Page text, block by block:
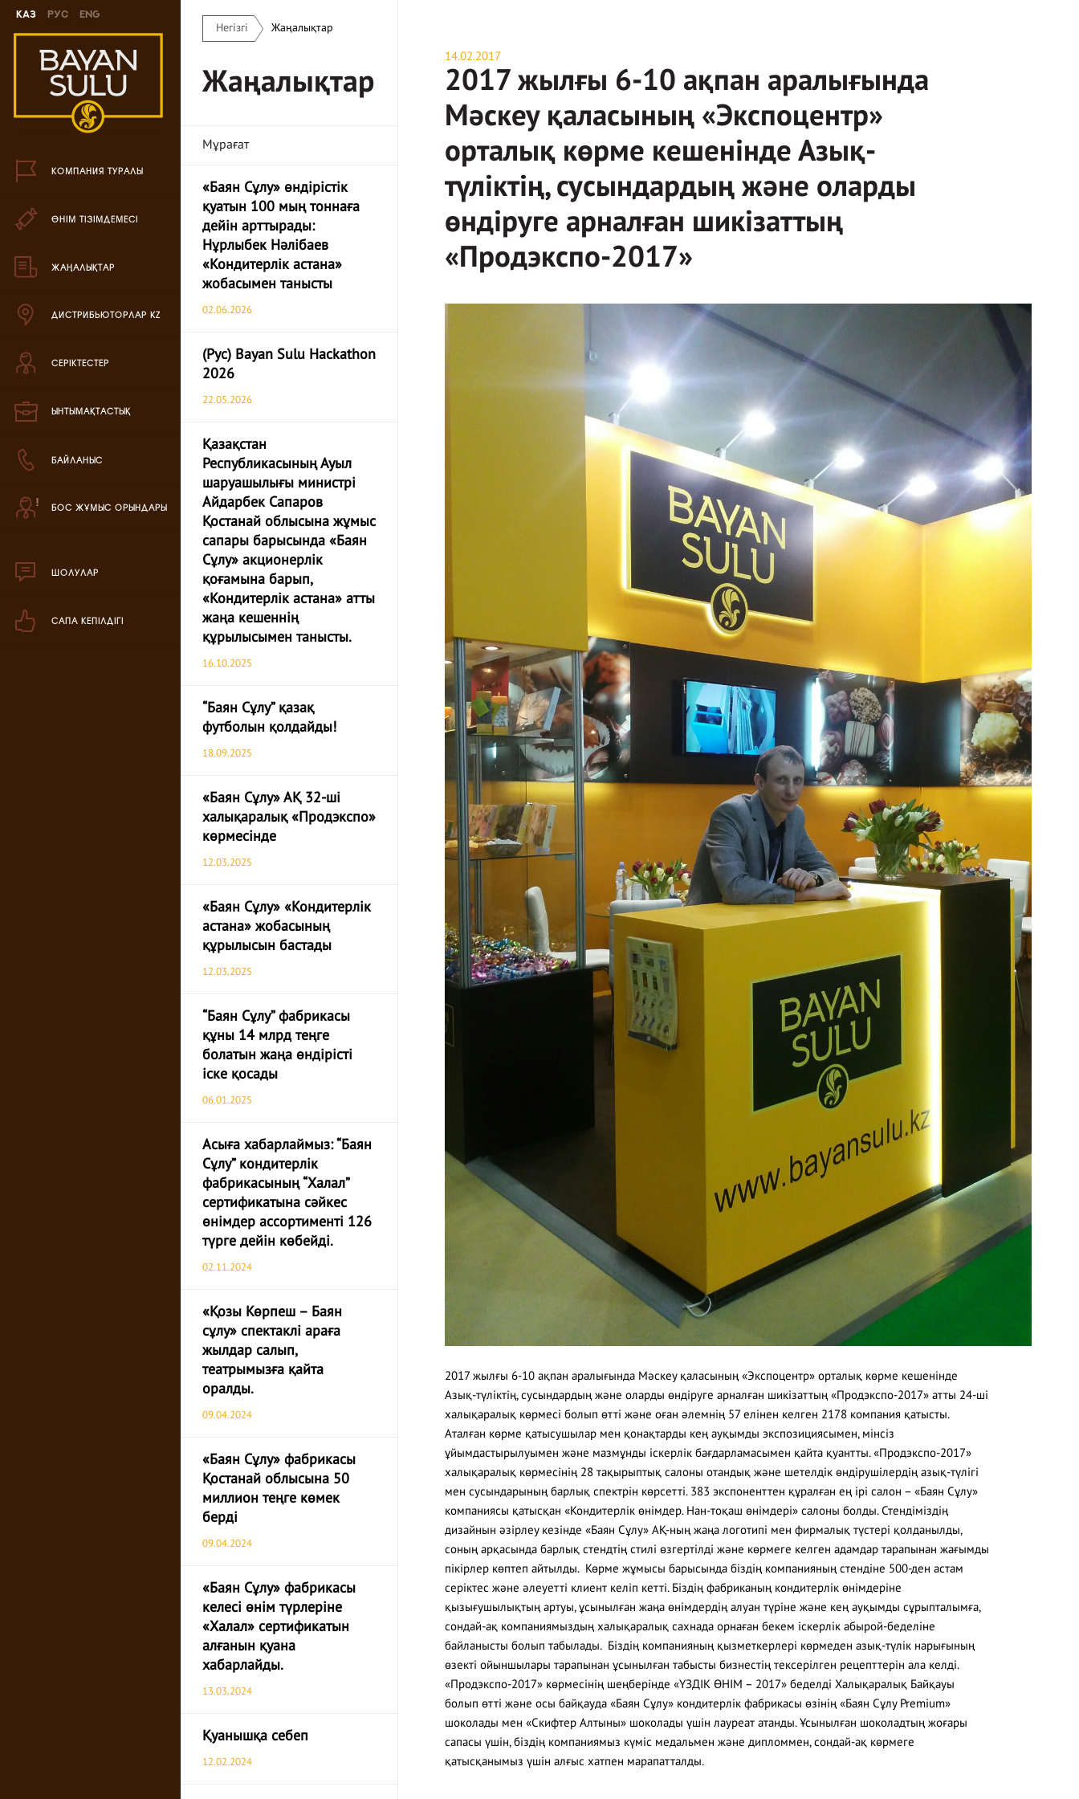
Каз Рус Eng
КОМПАНИЯ ТУРАЛЫ
ӨНІМ ТІЗІМДЕМЕСІ
ЖАҢАЛЫҚТАР
ДИСТРИБЬЮТОРЛАР KZ
СЕРІКТЕСТЕР
ЫНТЫМАҚТАСТЫҚ
БАЙЛАНЫС
БОС ЖҰМЫС ОРЫНДАРЫ
ШОЛУЛАР
САПА КЕПІЛДІГІ
өнімдер
өнімі
өнімі
өнімі
өнімі
өнімі
өнімі
паста
продукции
РК
каталог
Негізгі Жаңалықтар
Жаңалықтар
Мұрағат
«Баян Сұлу» өндірістік
қуатын 100 мың тоннаға
дейін арттырады:
Нұрлыбек Нәлібаев
«Кондитерлік астана»
жобасымен танысты
02.06.2026
(Рус) Bayan Sulu Hackathon
2026
22.05.2026
Қазақстан
Республикасының Ауыл
шаруашылығы министрі
Айдарбек Сапаров
Қостанай облысына жұмыс
сапары барысында «Баян
Сұлу» акционерлік
қоғамына барып,
«Кондитерлік астана» атты
жаңа кешеннің
құрылысымен танысты.
16.10.2025
“Баян Сұлу” қазақ
футболын қолдайды!
18.09.2025
«Баян Сұлу» АҚ 32-ші
халықаралық «Продэкспо»
көрмесінде
12.03.2025
«Баян Сұлу» «Кондитерлік
астана» жобасының
құрылысын бастады
12.03.2025
“Баян Сұлу” фабрикасы
құны 14 млрд теңге
болатын жаңа өндірісті
іске қосады
06.01.2025
Асыға хабарлаймыз: “Баян
Сұлу” кондитерлік
фабрикасының “Халал”
сертификатына сәйкес
өнімдер ассортименті 126
түрге дейін көбейді.
02.11.2024
«Қозы Көрпеш – Баян
сұлу» спектаклі араға
жылдар салып,
театрымызға қайта
оралды.
09.04.2024
«Баян Сұлу» фабрикасы
Қостанай облысына 50
миллион теңге көмек
берді
09.04.2024
«Баян Cұлу» фабрикасы
келесі өнім түрлеріне
«Халал» сертификатын
алғанын қуана
хабарлайды.
13.03.2024
Қуанышқа себеп
12.02.2024
14.02.2017
2017 жылғы 6-10 ақпан аралығында
Мәскеу қаласының «Экспоцентр»
орталық көрме кешенінде Азық-
түліктің, сусындардың және оларды
өндіруге арналған шикізаттың
«Продэкспо-2017»
2017 жылғы 6-10 ақпан аралығында Мәскеу қаласының «Экспоцентр» орталық көрме кешенінде
Азық-түліктің, сусындардың және оларды өндіруге арналған шикізаттың «Продэкспо-2017» атты 24-ші
халықаралық көрмесі болып өтті және оған әлемнің 57 елінен келген 2178 компания қатысты.
Аталған көрме қатысушылар мен қонақтарды кең ауқымды экспозициясымен, мінсіз
ұйымдастырылуымен және мазмұнды іскерлік бағдарламасымен қайта қуантты. «Продэкспо-2017»
халықаралық көрмесінің 28 тақырыптық салоны отандық және шетелдік өндірушілердің азық-түлігі
мен сусындарының барлық спектрін көрсетті. 383 экспоненттен құралған ең ірі салон – «Баян Сұлу»
компаниясы қатысқан «Кондитерлік өнімдер. Нан-тоқаш өнімдері» салоны болды. Стендіміздің
дизайнын әзірлеу кезінде «Баян Сұлу» АҚ-ның жаңа логотипі мен фирмалық түстері қолданылды,
соның арқасында барлық стендтің стилі өзгертілді және көрмеге келген адамдар тарапынан жағымды
пікірлер көптеп айтылды. Көрме жұмысы барысында біздің компанияның стендіне 500-ден астам
серіктес және әлеуетті клиент келіп кетті. Біздің фабриканың кондитерлік өнімдеріне
қызығушылықтың артуы, ұсынылған жаңа өнімдердің алуан түріне және кең ауқымды сұрыпталымға,
сондай-ақ компаниямыздың халықаралық сахнада орнаған бекем іскерлік абырой-беделіне
байланысты болып табылады. Біздің компанияның қызметкерлері көрмеден азық-түлік нарығының
өзекті ойыншылары тарапынан ұсынылған табысты бизнестің тексерілген рецепттерін ала келді.
«Продэкспо-2017» көрмесінің шеңберінде «ҮЗДІК ӨНІМ – 2017» беделді Халықаралық Байқауы
болып өтті және осы байқауда «Баян Сұлу» кондитерлік фабрикасы өзінің «Баян Сұлу Premium»
шоколады мен «Скифтер Алтыны» шоколады үшін лауреат атанды. Ұсынылған шоколадтың жоғары
сапасы үшін, біздің компаниямыз күміс медальмен және дипломмен, сондай-ақ көрмеге
қатысқанымыз үшін алғыс хатпен марапатталды.